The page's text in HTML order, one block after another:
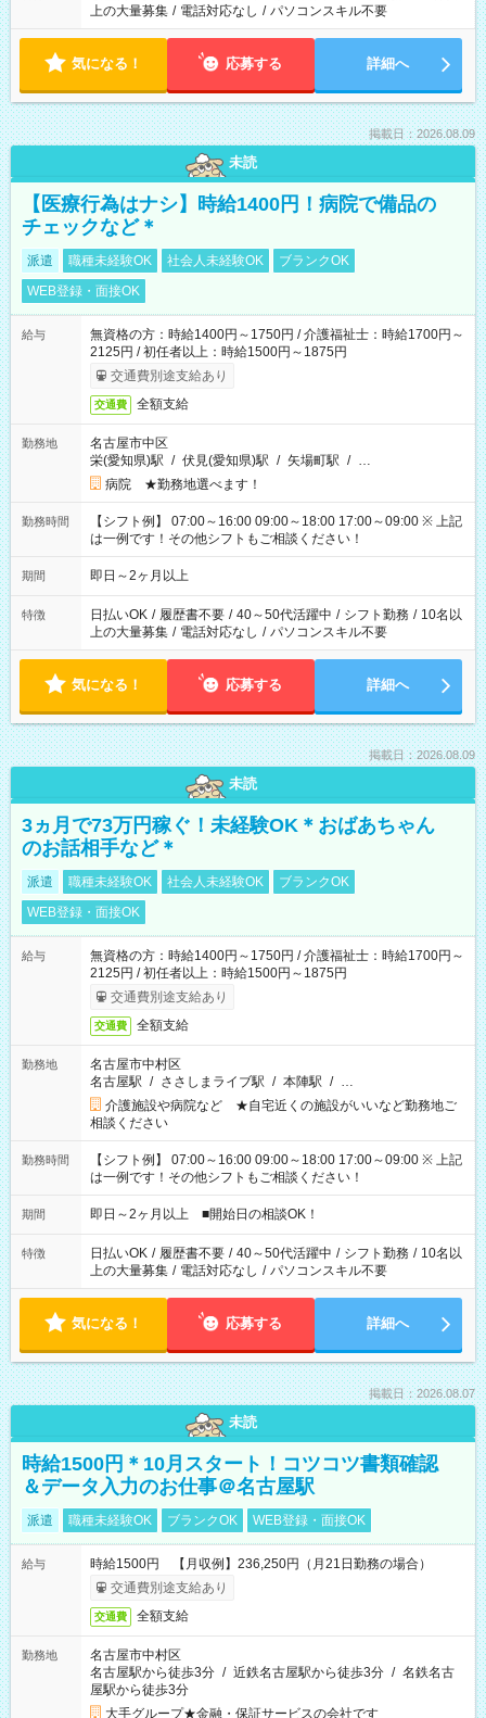
上の大量募集 / 電話対応なし / パソコンスキル不要
気になる！ 応募する 詳細へ
掲載日：2026.08.09
未読
【医療行為はナシ】時給1400円！病院で備品の
チェックなど＊
派遣 職種未経験OK 社会人未経験OK
ブランクOK
WEB登録・面接OK
給与
無資格の方：時給1400円～1750円 / 介護福祉士：時給1700円～
2125円 / 初任者以上：時給1500円～1875円
交通費別途支給あり
交通費 全額支給
勤務地
名古屋市中区
栄(愛知県)駅 / 伏見(愛知県)駅 / 矢場町駅 / …
病院 ★勤務地選べます！
勤務時間
【シフト例】 07:00～16:00 09:00～18:00 17:00～09:00 ※ 上記
は一例です！その他シフトもご相談ください！
期間 即日～2ヶ月以上
特徴 日払いOK / 履歴書不要 / 40～50代活躍中 / シフト勤務 / 10名以
上の大量募集 / 電話対応なし / パソコンスキル不要
気になる！ 応募する 詳細へ
掲載日：2026.08.09
未読
3ヵ月で73万円稼ぐ！未経験OK＊おばあちゃん
のお話相手など＊
派遣 職種未経験OK 社会人未経験OK
ブランクOK
WEB登録・面接OK
給与
無資格の方：時給1400円～1750円 / 介護福祉士：時給1700円～
2125円 / 初任者以上：時給1500円～1875円
交通費別途支給あり
交通費 全額支給
勤務地
名古屋市中村区
名古屋駅 / ささしまライブ駅 / 本陣駅 / …
介護施設や病院など ★自宅近くの施設がいいなど勤務地ご
相談ください
勤務時間
【シフト例】 07:00～16:00 09:00～18:00 17:00～09:00 ※ 上記
は一例です！その他シフトもご相談ください！
期間 即日～2ヶ月以上 ■開始日の相談OK！
特徴 日払いOK / 履歴書不要 / 40～50代活躍中 / シフト勤務 / 10名以
上の大量募集 / 電話対応なし / パソコンスキル不要
気になる！ 応募する 詳細へ
掲載日：2026.08.07
未読
時給1500円＊10月スタート！コツコツ書類確認
＆データ入力のお仕事＠名古屋駅
派遣 職種未経験OK ブランクOK WEB登録・面接OK
給与
時給1500円 【月収例】236,250円（月21日勤務の場合）
交通費別途支給あり
交通費 全額支給
勤務地
名古屋市中村区
名古屋駅から徒歩3分 / 近鉄名古屋駅から徒歩3分 / 名鉄名古
屋駅から徒歩3分
大手グループ★金融・保証サービスの会社です